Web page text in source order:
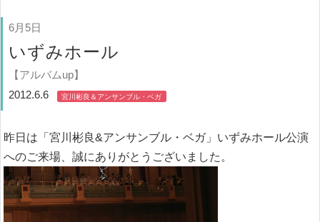
6月5日
いずみホール
【アルバムup】
2012.6.6 宮川彬良＆アンサンブル・ベガ
昨日は「宮川彬良&アンサンブル・ベガ」いずみホール公演
へのご来場、誠にありがとうございました。